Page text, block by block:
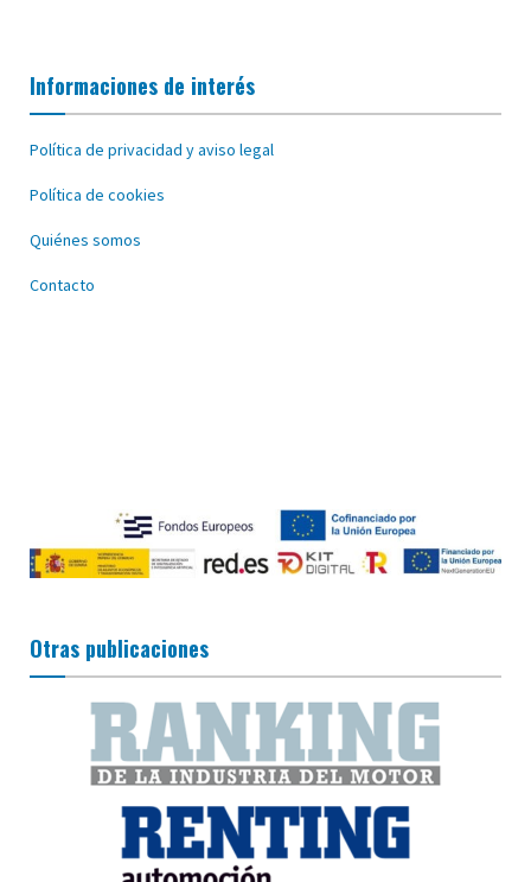
Informaciones de interés
Política de privacidad y aviso legal
Política de cookies
Quiénes somos
Contacto
Otras publicaciones